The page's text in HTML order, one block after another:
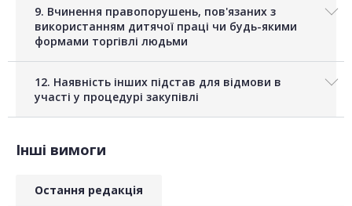
9. Вчинення правопорушень, пов'язаних з
використанням дитячої праці чи будь-якими
формами торгівлі людьми
12. Наявність інших підстав для відмови в
участі у процедурі закупівлі
Інші вимоги
Остання редакція